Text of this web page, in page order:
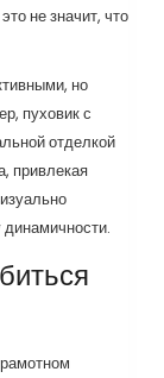
не значит, что
но
пуховик с
отделкой
привлекая
динамичности.